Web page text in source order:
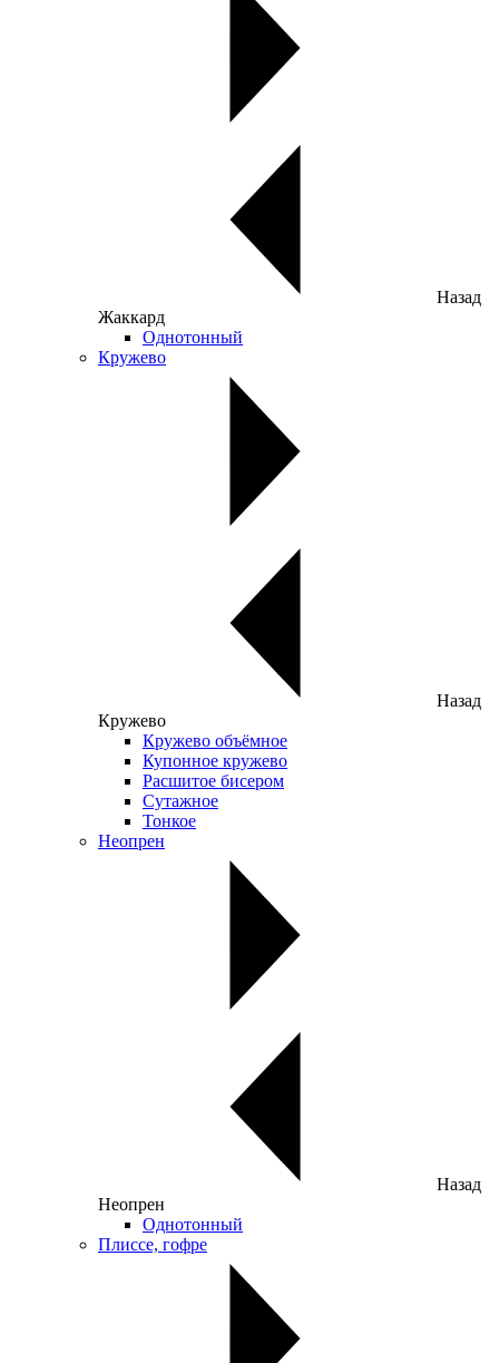
Назад
Жаккард
Однотонный
Кружево
Назад
Кружево
Кружево объёмное
Купонное кружево
Расшитое бисером
Сутажное
Тонкое
Неопрен
Назад
Неопрен
Однотонный
Плиссе, гофре